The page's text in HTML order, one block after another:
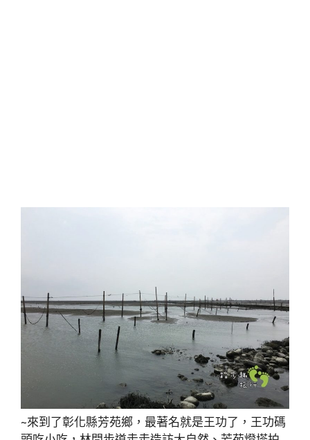
~來到了彰化縣芳苑鄉，最著名就是王功了，王功碼